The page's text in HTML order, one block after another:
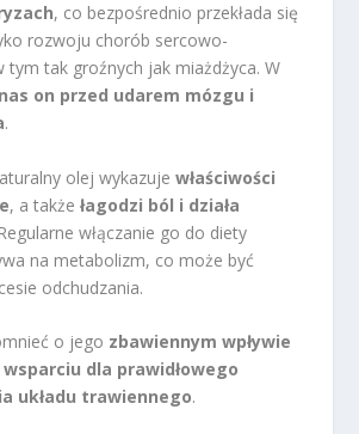
, co bezpośrednio przekłada się
rozwoju chorób sercowo-
tym tak groźnych jak miażdżyca. W
on przed udarem mózgu i
.
olej wykazujewłaściwości
, a takżełagodzi ból i działa
włączanie go do diety
na metabolizm, co może być
odchudzania.
o jego zbawiennym wpływie
dla prawidłowego
układu trawiennego.